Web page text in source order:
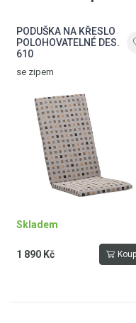
PODUŠKA NA KŘESLO
POLOHOVATELNÉ DES.
610
se zipem
Skladem
1 890 Kč